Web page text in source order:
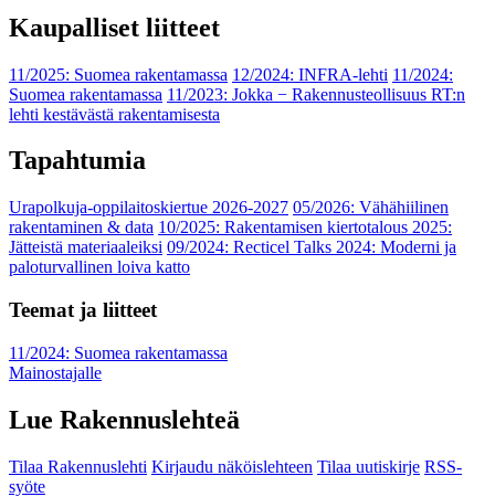
Kaupalliset liitteet
11/2025: Suomea rakentamassa 12/2024: INFRA-lehti 11/2024:
Suomea rakentamassa 11/2023: Jokka − Rakennusteollisuus RT:n
lehti kestävästä rakentamisesta
Tapahtumia
Urapolkuja-oppilaitoskiertue 2026-2027 05/2026: Vähähiilinen
rakentaminen & data 10/2025: Rakentamisen kiertotalous 2025:
Jätteistä materiaaleiksi 09/2024: Recticel Talks 2024: Moderni ja
paloturvallinen loiva katto
Teemat ja liitteet
11/2024: Suomea rakentamassa
Mainostajalle
Lue Rakennuslehteä
Tilaa Rakennuslehti Kirjaudu näköislehteen Tilaa uutiskirje RSS-
syöte